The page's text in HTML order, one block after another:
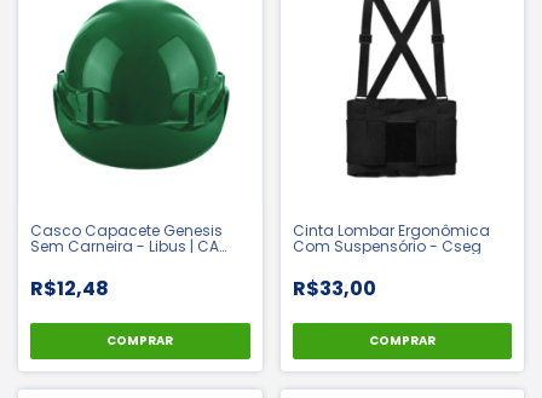
Casco Capacete Genesis
Sem Carneira - Libus | CA
R$12,48
COMPRAR
Cinta Lombar Ergonômica
Com Suspensório - Cseg
R$33,00
COMPRAR